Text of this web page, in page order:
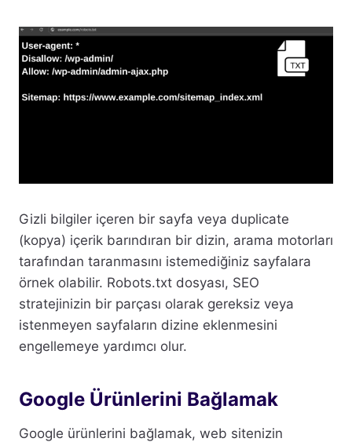
Gizli bilgiler içeren bir sayfa veya duplicate
(kopya) içerik barındıran bir dizin, arama motorları
tarafından taranmasını istemediğiniz sayfalara
örnek olabilir. Robots.txt dosyası, SEO
stratejinizin bir parçası olarak gereksiz veya
istenmeyen sayfaların dizine eklenmesini
engellemeye yardımcı olur.
Google Ürünlerini Bağlamak
Google ürünlerini bağlamak, web sitenizin